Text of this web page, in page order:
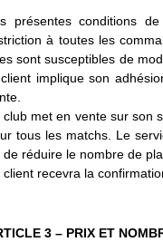
présentes conditions
à toutes les
sont susceptibles de
implique son
club met en vente sur son
tous les matchs. Le
de réduire le nombre de
client recevra la
3 – PRIX ET